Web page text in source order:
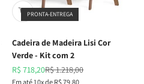
PRONTA-ENTREGA
Cadeira de Madeira Lisi Cor
Verde - Kit com 2
Preço promocional
R$ 718,20Preço normal
R$ 1.218,00
Em até 10x de R$ 79,80